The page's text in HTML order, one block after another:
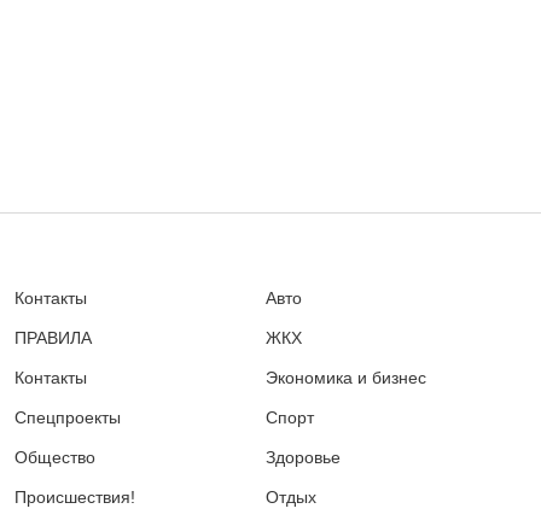
Контакты
ПРАВИЛА
Контакты
Спецпроекты
Общество
Происшествия!
Авто
ЖКХ
Экономика и бизнес
Спорт
Здоровье
Отдых